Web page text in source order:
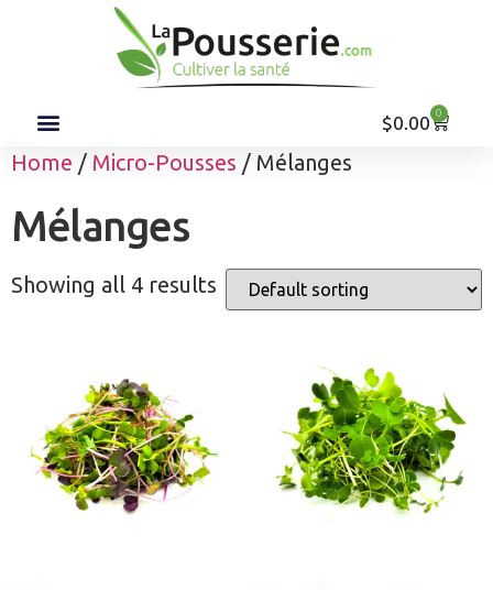
$0.00 0
Home / Micro-Pousses / Mélanges
Mélanges
Showing all 4 results